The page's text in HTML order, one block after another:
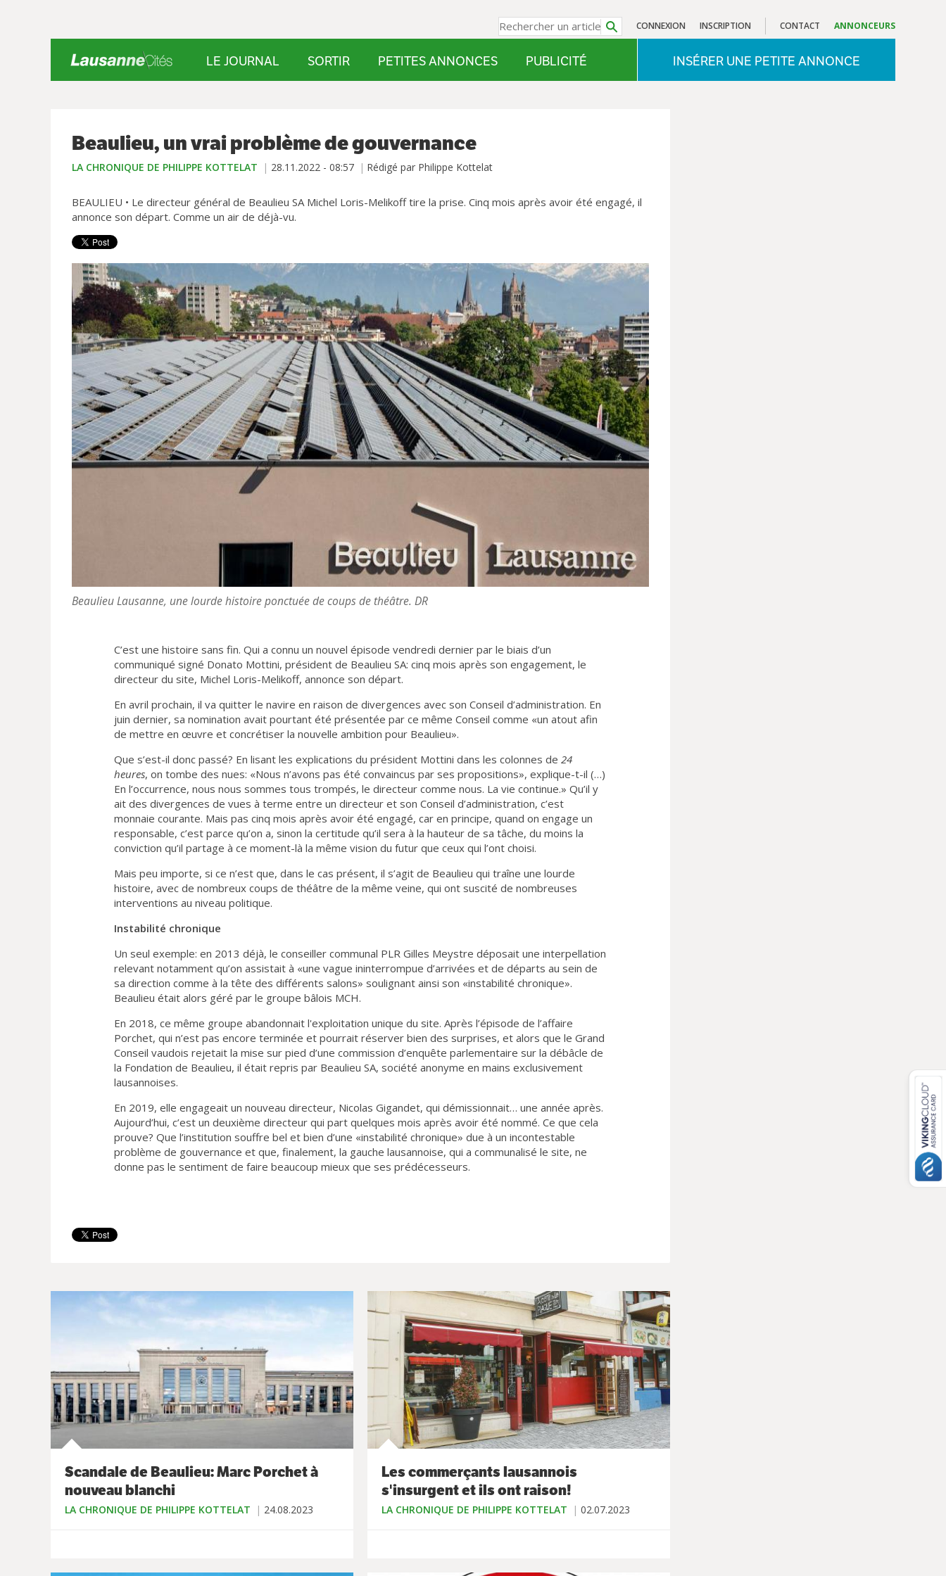
CONTACT ANNONCEURS
CONNEXION INSCRIPTION
LE JOURNAL SORTIR PETITES ANNONCES PUBLICITÉ INSÉRER UNE PETITE ANNONCE
Beaulieu, un vrai problème de gouvernance
LA CHRONIQUE DE PHILIPPE KOTTELAT 28.11.2022 - 08:57 Rédigé par Philippe Kottelat
BEAULIEU • Le directeur général de Beaulieu SA Michel Loris-Melikoff tire la prise. Cinq mois après avoir été engagé, il
annonce son départ. Comme un air de déjà-vu.
Beaulieu Lausanne, une lourde histoire ponctuée de coups de théâtre. DR
C’est une histoire sans fin. Qui a connu un nouvel épisode vendredi dernier par le biais d’un
communiqué signé Donato Mottini, président de Beaulieu SA: cinq mois après son engagement, le
directeur du site, Michel Loris-Melikoff, annonce son départ.
En avril prochain, il va quitter le navire en raison de divergences avec son Conseil d’administration. En
juin dernier, sa nomination avait pourtant été présentée par ce même Conseil comme «un atout afin
de mettre en œuvre et concrétiser la nouvelle ambition pour Beaulieu».
Que s’est-il donc passé? En lisant les explications du président Mottini dans les colonnes de 24
heures, on tombe des nues: «Nous n’avons pas été convaincus par ses propositions», explique-t-il (…)
En l’occurrence, nous nous sommes tous trompés, le directeur comme nous. La vie continue.» Qu’il y
ait des divergences de vues à terme entre un directeur et son Conseil d’administration, c’est
monnaie courante. Mais pas cinq mois après avoir été engagé, car en principe, quand on engage un
responsable, c’est parce qu’on a, sinon la certitude qu’il sera à la hauteur de sa tâche, du moins la
conviction qu’il partage à ce moment-là la même vision du futur que ceux qui l’ont choisi.
Mais peu importe, si ce n’est que, dans le cas présent, il s’agit de Beaulieu qui traîne une lourde
histoire, avec de nombreux coups de théâtre de la même veine, qui ont suscité de nombreuses
interventions au niveau politique.
Instabilité chronique
Un seul exemple: en 2013 déjà, le conseiller communal PLR Gilles Meystre déposait une interpellation
relevant notamment qu’on assistait à «une vague ininterrompue d’arrivées et de départs au sein de
sa direction comme à la tête des différents salons» soulignant ainsi son «instabilité chronique».
Beaulieu était alors géré par le groupe bâlois MCH.
En 2018, ce même groupe abandonnait l'exploitation unique du site. Après l’épisode de l’affaire
Porchet, qui n’est pas encore terminée et pourrait réserver bien des surprises, et alors que le Grand
Conseil vaudois rejetait la mise sur pied d’une commission d’enquête parlementaire sur la débâcle de
la Fondation de Beaulieu, il était repris par Beaulieu SA, société anonyme en mains exclusivement
lausannoises.
En 2019, elle engageait un nouveau directeur, Nicolas Gigandet, qui démissionnait… une année après.
Aujourd’hui, c’est un deuxième directeur qui part quelques mois après avoir été nommé. Ce que cela
prouve? Que l’institution souffre bel et bien d’une «instabilité chronique» due à un incontestable
problème de gouvernance et que, finalement, la gauche lausannoise, qui a communalisé le site, ne
donne pas le sentiment de faire beaucoup mieux que ses prédécesseurs.
Scandale de Beaulieu: Marc Porchet à
nouveau blanchi
LA CHRONIQUE DE PHILIPPE KOTTELAT 24.08.2023
Les commerçants lausannois
s'insurgent et ils ont raison!
LA CHRONIQUE DE PHILIPPE KOTTELAT 02.07.2023